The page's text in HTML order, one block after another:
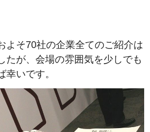
よそ70社の企業全てのご紹介は
たが、会場の雰囲気を少しでも
幸いです。